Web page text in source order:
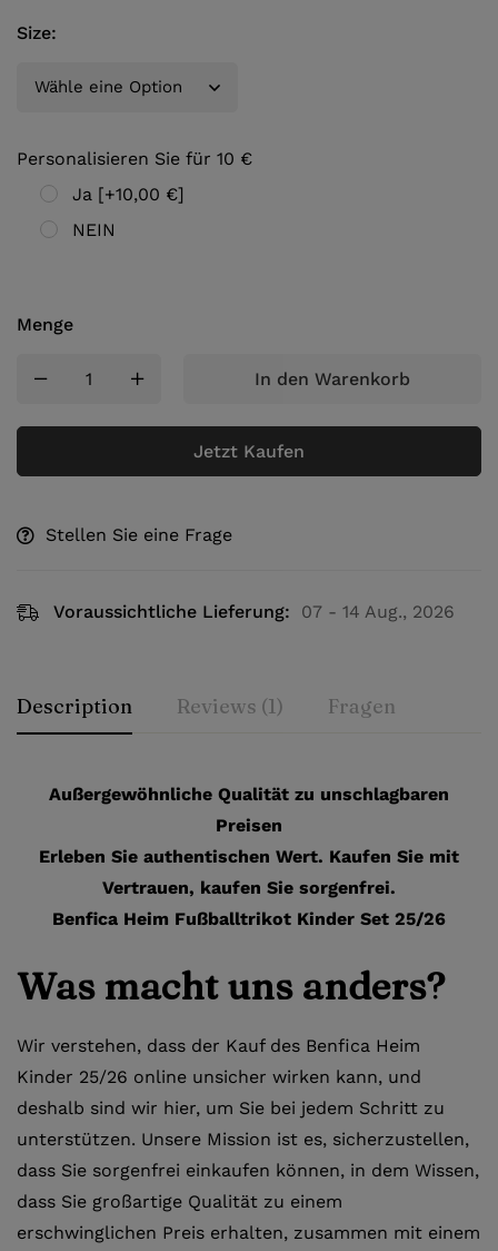
Size:
Personalisieren Sie für 10 €
Ja [+10,00 €]
NEIN
Menge
In den Warenkorb
Jetzt Kaufen
Stellen Sie eine Frage
Voraussichtliche Lieferung: 07 - 14 Aug., 2026
Description Reviews (1) Fragen
Außergewöhnliche Qualität zu unschlagbaren
Preisen
Erleben Sie authentischen Wert. Kaufen Sie mit
Vertrauen, kaufen Sie sorgenfrei.
Benfica Heim Fußballtrikot Kinder Set 25/26
Was macht uns anders?
Wir verstehen, dass der Kauf des Benfica Heim
Kinder 25/26 online unsicher wirken kann, und
deshalb sind wir hier, um Sie bei jedem Schritt zu
unterstützen. Unsere Mission ist es, sicherzustellen,
dass Sie sorgenfrei einkaufen können, in dem Wissen,
dass Sie großartige Qualität zu einem
erschwinglichen Preis erhalten, zusammen mit einem